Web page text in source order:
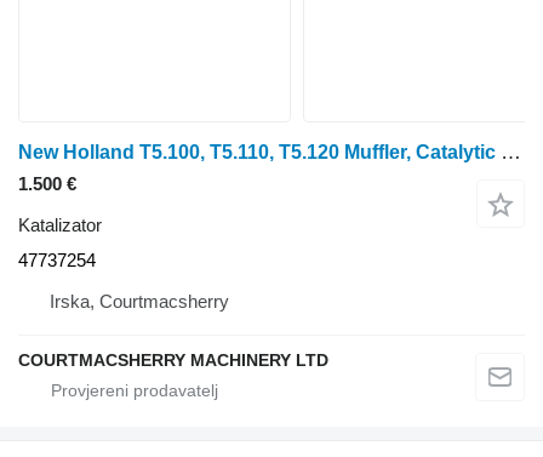
New Holland T5.100, T5.110, T5.120 Muffler, Catalytic Silencer And Pipe 4773 47737254 katalizator za traktora na kotačima
1.500 €
Katalizator
47737254
Irska, Courtmacsherry
COURTMACSHERRY MACHINERY LTD